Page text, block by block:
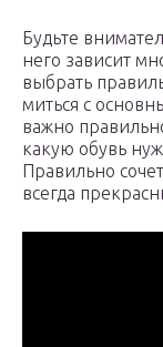
Будь­те
него зави­сит
выбрать
мить­ся с
важ­но
какую обувь
Пра­виль­но
все­гда